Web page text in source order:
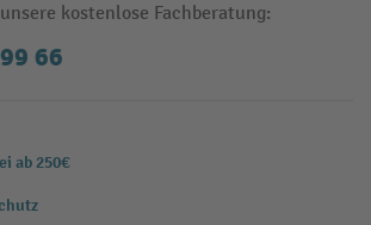
kostenlose Fachberatung:
66
ab 250€